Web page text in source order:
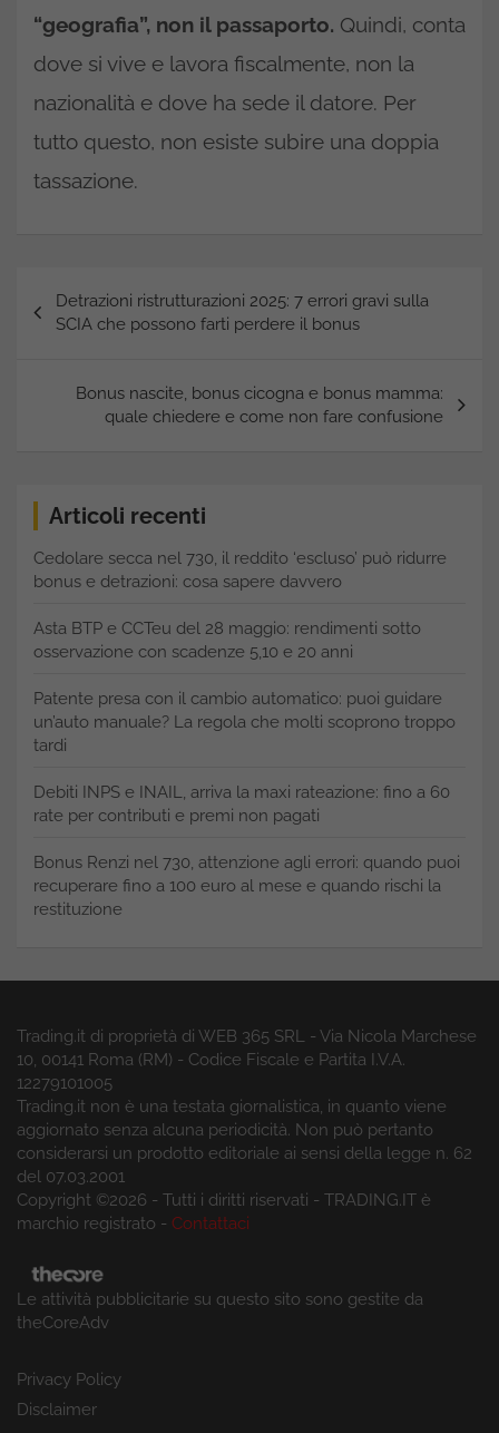
“geografia”, non il passaporto. Quindi, conta
dove si vive e lavora fiscalmente, non la
nazionalità e dove ha sede il datore. Per
tutto questo, non esiste subire una doppia
tassazione.
Navigazione
articoli
Detrazioni ristrutturazioni 2025: 7 errori gravi sulla
SCIA che possono farti perdere il bonus
Bonus nascite, bonus cicogna e bonus mamma:
quale chiedere e come non fare confusione
Articoli recenti
Cedolare secca nel 730, il reddito ‘escluso’ può ridurre
bonus e detrazioni: cosa sapere davvero
Asta BTP e CCTeu del 28 maggio: rendimenti sotto
osservazione con scadenze 5,10 e 20 anni
Patente presa con il cambio automatico: puoi guidare
un’auto manuale? La regola che molti scoprono troppo
tardi
Debiti INPS e INAIL, arriva la maxi rateazione: fino a 60
rate per contributi e premi non pagati
Bonus Renzi nel 730, attenzione agli errori: quando puoi
recuperare fino a 100 euro al mese e quando rischi la
restituzione
Trading.it di proprietà di WEB 365 SRL - Via Nicola Marchese
10, 00141 Roma (RM) - Codice Fiscale e Partita I.V.A.
12279101005
Trading.it non è una testata giornalistica, in quanto viene
aggiornato senza alcuna periodicità. Non può pertanto
considerarsi un prodotto editoriale ai sensi della legge n. 62
del 07.03.2001
Copyright ©2026 - Tutti i diritti riservati - TRADING.IT è
marchio registrato - Contattaci
Le attività pubblicitarie su questo sito sono gestite da
theCoreAdv
Privacy Policy
Disclaimer